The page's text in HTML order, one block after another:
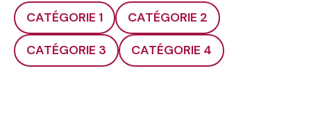
CATÉGORIE 1
CATÉGORIE 2
CATÉGORIE 3
CATÉGORIE 4